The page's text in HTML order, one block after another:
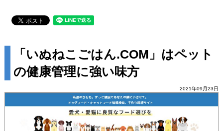
「いぬねこごはん.COM」はペット
の健康管理に強い味方
2021年09月23日